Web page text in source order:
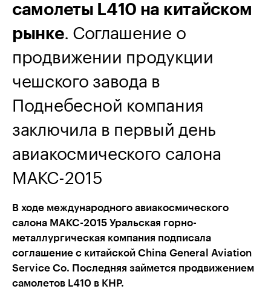
самолеты L410 на китайском
рынке. Соглашение о
продвижении продукции
чешского завода в
Поднебесной компания
заключила в первый день
авиакосмического салона
МАКС-2015
В ходе международного авиакосмического
салона МАКС-2015 Уральская горно-
металлургическая компания подписала
соглашение с китайской China General Aviation
Service Co. Последняя займется продвижением
самолетов L410 в КНР.